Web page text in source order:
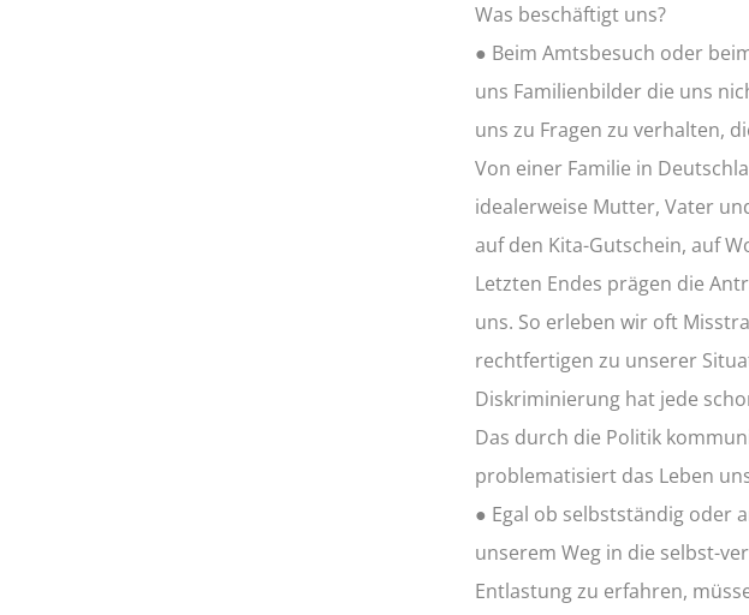
Was beschäftigt uns?
● Beim Amtsbesuch oder
uns Familienbilder die uns
uns zu Fragen zu verhalten,
Von einer Familie in
idealerweise Mutter, Vater
auf den Kita-Gutschein, auf
Letzten Endes prägen die
uns. So erleben wir oft
rechtfertigen zu unserer
Diskriminierung hat jede
Das durch die Politik
problematisiert das Leben
● Egal ob selbstständig oder
unserem Weg in die selbst-
Entlastung zu erfahren,